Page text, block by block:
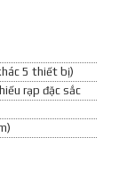
5 thiết bị)
rạp đặc sắc